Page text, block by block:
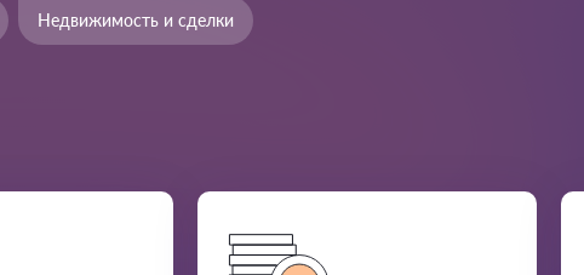
Недвижимость и сделки